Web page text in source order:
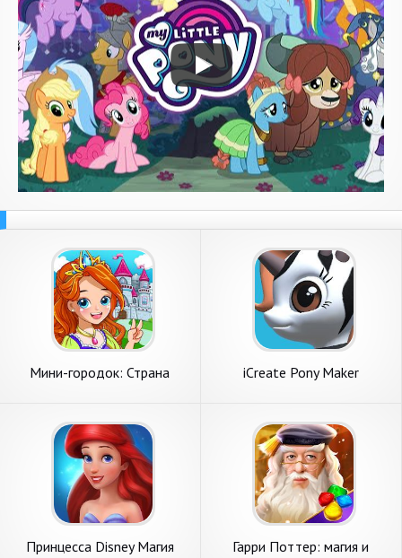
Мини-городок: Страна
iCreate Pony Maker
Принцесса Disney Магия
Гарри Поттер: магия и